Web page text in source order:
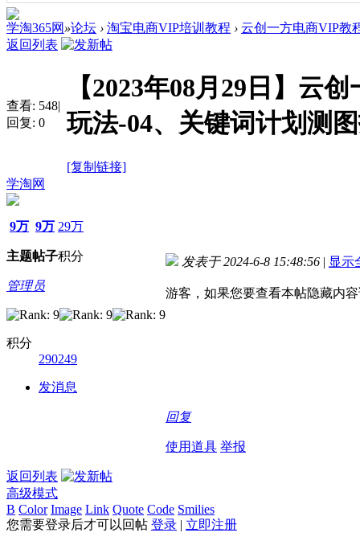
学淘365网 »论坛 › 淘宝电商VIP培训教程 › 云创一方电商VIP教
返回列表
查看: 548|
回复: 0
【2023年08月29日】云
玩法-04、关键词计划测
[复制链接]
学淘网
9万
主题
9万
帖子
29万
积分
管理员
积分
290249
发消息
发表于 2024-6-8 15:48:56 | 显示
游客，如果您要查看本帖隐藏内
回复
使用道具 举报
返回列表
高级模式
B Color Image Link Quote Code Smilies
您需要登录后才可以回帖 登录 | 立即注册